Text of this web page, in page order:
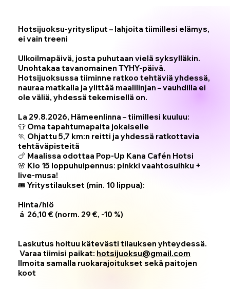
Hotsijuoksu-yritysliput – lahjoita tiimillesi elämys,
ei vain treeni
Ulkoilmapäivä, josta puhutaan vielä syksylläkin.
Unohtakaa tavanomainen TYHY-päivä.
Hotsijuoksussa tiiminne ratkoo tehtäviä yhdessä,
nauraa matkalla ja ylittää maalilinjan – vauhdilla ei
ole väliä, yhdessä tekemisellä on.
La 29.8.2026, Hämeenlinna – tiimillesi kuuluu:
👕 Oma tapahtumapaita jokaiselle
🏃 Ohjattu 5,7 km:n reitti ja yhdessä ratkottavia
tehtäväpisteitä
🍗 Maalissa odottaa Pop-Up Kana Cafén Hotsi
🌸 Klo 15 loppuhuipennus: pinkki vaahtosuihku +
live-musa!
🎟️Yritystilaukset (min. 10 lippua):
Hinta/hlö
á 26,10 € (norm. 29 €, -10 %)
Laskutus hoituu kätevästi tilauksen yhteydessä.
Varaa tiimisi paikat: hotsijuoksu@gmail.com
Ilmoita samalla ruokarajoitukset sekä paitojen
koot